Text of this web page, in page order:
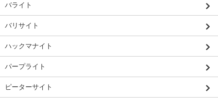
バライト
バリサイト
ハックマナイト
パープライト
ピーターサイト